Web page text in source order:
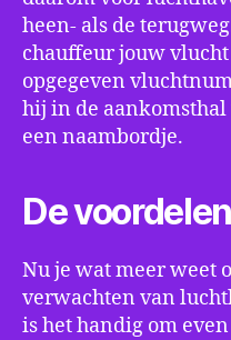
heen- als de
chauffeur jouw
opgegeven
hij in de
een naambordje.
De
Nu je wat meer weet
verwachten van
is het handig om